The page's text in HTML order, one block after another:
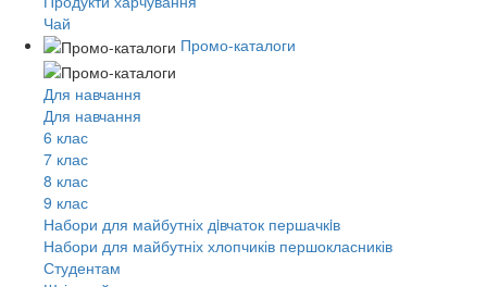
Чай
Промо-каталоги
Для навчання
Для навчання
6 клас
7 клас
8 клас
9 клас
Набори для майбутніх дiвчаток першачкiв
Набори для майбутніх хлопчиків першокласників
Студентам